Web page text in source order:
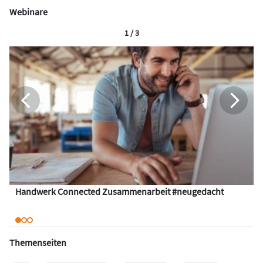
Webinare
Handwerk Connected Zusammenarbeit #neugedacht
1 / 3
Themenseiten